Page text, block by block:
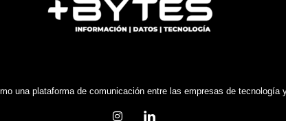
una plataforma de comunicación entre las empresas de tecnología